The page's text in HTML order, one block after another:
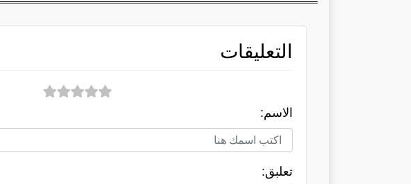
التعليقات
الاسم:
تعلبق: